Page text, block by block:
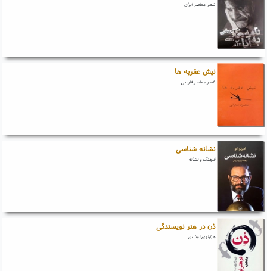
شعر معاصر ایران
نیش عقربه ها
شعر معاصر فارسی
نشانه شناسی
فرهنگ و نشانه
ذن در هنر نویسندگی
هزارتوی نوشتن